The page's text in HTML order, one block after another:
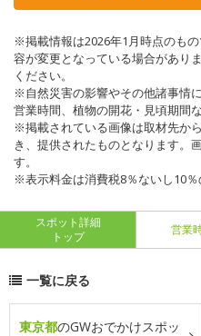
※掲載情報は2026年1月時点のも
容が変更となっている場合があり
ください。
※自然災害の影響やその他諸事情
営業時間、植物の開花・見頃期間
※掲載されている画像は取材先か
き、提供されたものとなります。
す。
※表示料金は消費税8％ないし10％
スポット詳細
トップ
営業
一覧に戻る
東京都のGWおでかけスポッ